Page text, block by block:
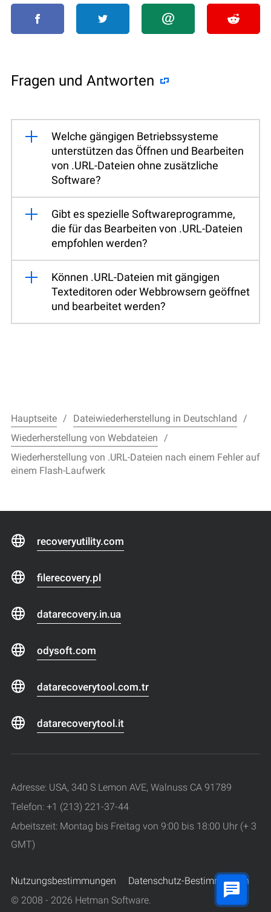
Fragen und Antworten
Welche gängigen Betriebssysteme
unterstützen das Öffnen und Bearbeiten
von .URL-Dateien ohne zusätzliche
Software?
Gibt es spezielle Softwareprogramme,
die für das Bearbeiten von .URL-Dateien
empfohlen werden?
Können .URL-Dateien mit gängigen
Texteditoren oder Webbrowsern geöffnet
und bearbeitet werden?
Hauptseite
Dateiwiederherstellung in Deutschland
Wiederherstellung von Webdateien
Wiederherstellung von .URL-Dateien nach einem Fehler auf
einem Flash-Laufwerk
recoveryutility.com
filerecovery.pl
datarecovery.in.ua
odysoft.com
datarecoverytool.com.tr
datarecoverytool.it
Adresse: USA, 340 S Lemon AVE, Walnuss CA 91789
Telefon: +1 (213) 221-37-44
Arbeitszeit: Montag bis Freitag von 9:00 bis 18:00 Uhr (+ 3
GMT)
Nutzungsbestimmungen
Datenschutz-Bestimmungen
© 2008 - 2026 Hetman Software.